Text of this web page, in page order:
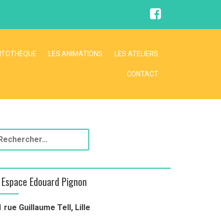
F
a
LES ANIMATIONS LES ATELIERS
CONTACT
Espace Edouard Pignon
rue Guillaume Tell, Lille